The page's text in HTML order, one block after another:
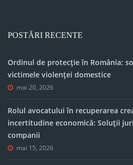
POSTĂRI RECENTE
Ordinul de protecție în România:
victimele violenței domestice
mai 20, 2026
Rolul avocatului în recuperarea
incertitudine economică: Soluții
companii
mai 15, 2026